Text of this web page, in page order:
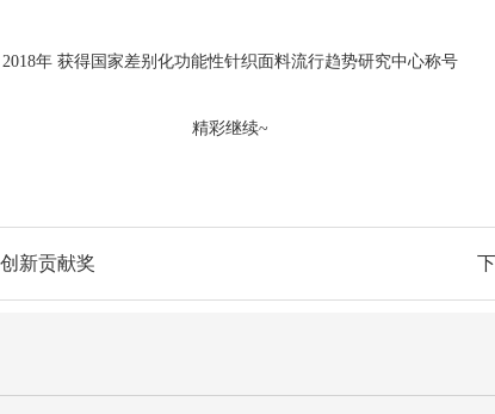
2018年 获得国家差别化功能性针织面料流行趋势研究中心称号
精彩继续~
新贡献奖